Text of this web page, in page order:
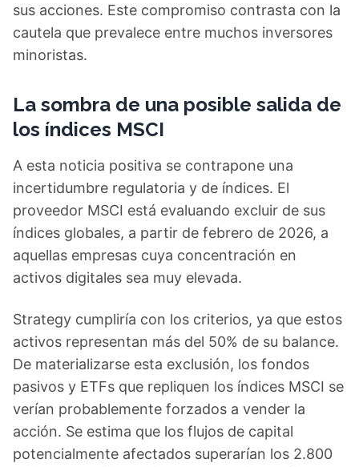
sus acciones. Este compromiso contrasta con la
cautela que prevalece entre muchos inversores
minoristas.
La sombra de una posible salida de
los índices MSCI
A esta noticia positiva se contrapone una
incertidumbre regulatoria y de índices. El
proveedor MSCI está evaluando excluir de sus
índices globales, a partir de febrero de 2026, a
aquellas empresas cuya concentración en
activos digitales sea muy elevada.
Strategy cumpliría con los criterios, ya que estos
activos representan más del 50% de su balance.
De materializarse esta exclusión, los fondos
pasivos y ETFs que repliquen los índices MSCI se
verían probablemente forzados a vender la
acción. Se estima que los flujos de capital
potencialmente afectados superarían los 2.800